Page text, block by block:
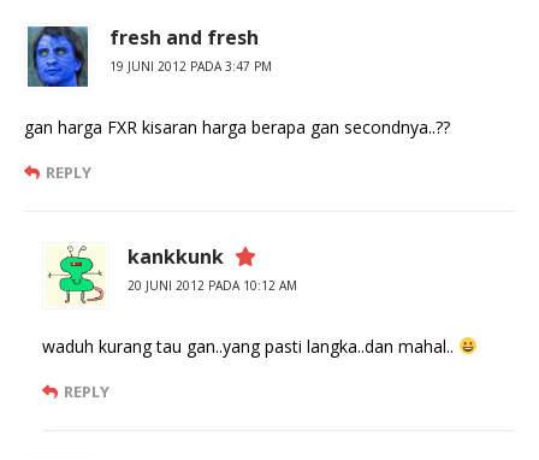
fresh and fresh
19 JUNI 2012 PADA 3:47 PM
gan harga FXR kisaran harga berapa gan secondnya..??
REPLY
kankkunk
20 JUNI 2012 PADA 10:12 AM
waduh kurang tau gan..yang pasti langka..dan mahal..
REPLY